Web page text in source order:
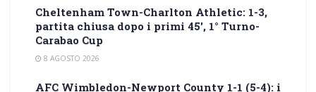
Cheltenham Town-Charlton Athletic: 1-3,
partita chiusa dopo i primi 45′, 1° Turno-
Carabao Cup
8 AGOSTO 2026
AFC Wimbledon-Newport County 1-1 (5-4): i